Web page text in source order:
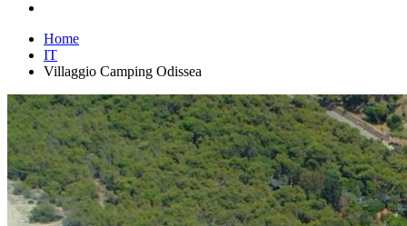
Home
IT
Villaggio Camping Odissea